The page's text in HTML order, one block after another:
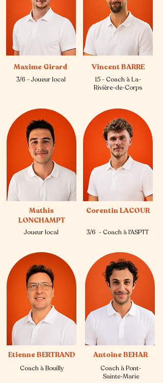
Maxime Girard
3/6 - Joueur local
Vincent BARRE
15 - Coach à La-
Rivière-de-Corps
Mathis
LONCHAMPT
Joueur local
Corentin LACOUR
3/6 - Coach à l'ASPTT
Etienne BERTRAND
Coach à Bouilly
Antoine BEHAR
Coach à Pont-
Sainte-Marie